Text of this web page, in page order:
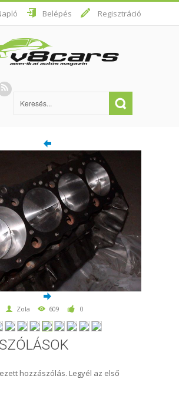
Belépés Regisztráció
Zola 609 0
hozzászólás. Legyél az első